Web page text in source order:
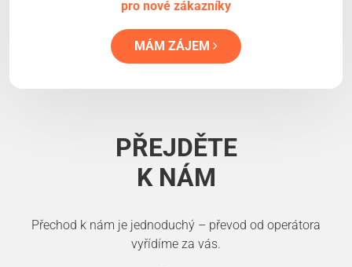
pro nové zákazníky
MÁM ZÁJEM
PŘEJDĚTE
K NÁM
Přechod k nám je jednoduchý – převod od operátora
vyřídíme za vás.